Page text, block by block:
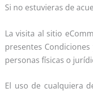
Si no estuvieras de
La visita al sitio
presentes
personas físicas o
El uso de cualquiera